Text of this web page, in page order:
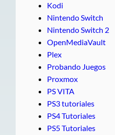
Kodi
Nintendo Switch
Nintendo Switch 2
OpenMediaVault
Plex
Probando Juegos
Proxmox
PS VITA
PS3 tutoriales
PS4 Tutoriales
PS5 Tutoriales